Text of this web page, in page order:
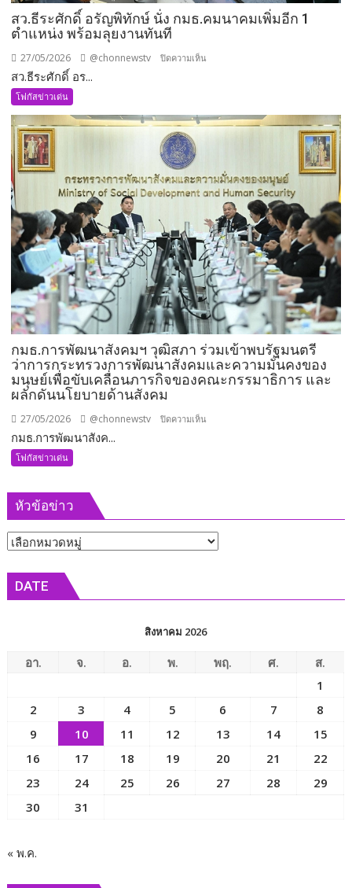
สว.ธีระศักดิ์ อรัญพิทักษ์ นั่ง กมธ.คมนาคมเพิ่มอีก 1
ตำแหน่ง พร้อมลุยงานทันที
27/05/2026 @chonnewstv ปิดความเห็น
อรัญ
กมธ.คมนาคม
เพิ่ม
1
ตำแหน่ง
พร้อม
ลุย
งาน
ทันที
สว.ธีระศักดิ์ อร...
โฟกัสข่าวเด่น
กมธ.การพัฒนาสังคมฯ วุฒิสภา ร่วมเข้าพบรัฐมนตรี
ว่าการกระทรวงการพัฒนาสังคมและความมั่นคงของ
มนุษย์เพื่อขับเคลื่อนภารกิจของคณะกรรมาธิการ และ
ผลักดันนโยบายด้านสังคม
27/05/2026 @chonnewstv ปิดความเห็น
เข้า
พบ
และ
ของ
มนุษย์
ขับ
เคลื่อน
กมธ.การพัฒนาสังค...
โฟกัสข่าวเด่น
หัวข้อข่าว
หัวข้อ
DATE
สิงหาคม 2026
อา. จ. อ. พ. พฤ. ศ.
ส.
1
2
3 4 5 6 7
8
9
10 11 12 13 14
15
16
17 18 19 20 21
22
23
24 25 26 27 28
29
30
31
« พ.ค.